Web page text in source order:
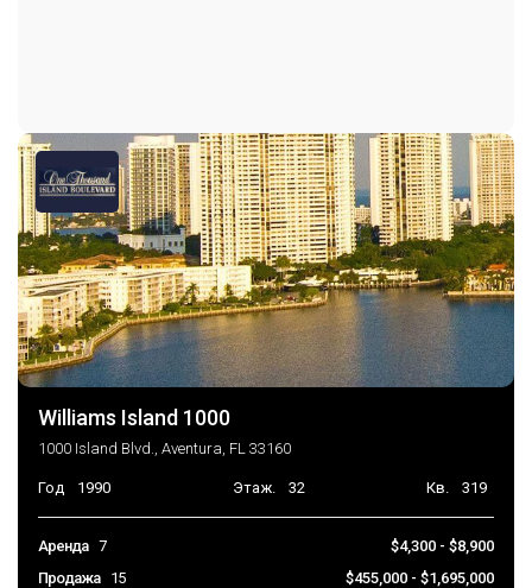
TennisCourts
TransportationService
Лифт
Парковка
Крытый паркинг
TwoOrMoreSpaces
Консьерж на парковке
Williams Island 1000
1000 Island Blvd., Aventura, FL 33160
Год 1990 Этаж. 32 Кв. 319
Аренда 7
$4,300 - $8,900
Продажа
15 $455,000 - $1,695,000